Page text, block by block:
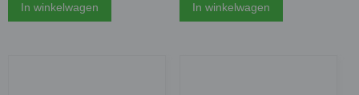
In winkelwagen In winkelwagen